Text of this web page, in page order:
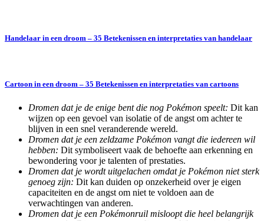
Handelaar in een droom – 35 Betekenissen en interpretaties van handelaar
Cartoon in een droom – 35 Betekenissen en interpretaties van cartoons
Dromen dat je de enige bent die nog Pokémon speelt: Dit kan
wijzen op een gevoel van isolatie of de angst om achter te
blijven in een snel veranderende wereld.
Dromen dat je een zeldzame Pokémon vangt die iedereen wil
hebben: Dit symboliseert vaak de behoefte aan erkenning en
bewondering voor je talenten of prestaties.
Dromen dat je wordt uitgelachen omdat je Pokémon niet sterk
genoeg zijn: Dit kan duiden op onzekerheid over je eigen
capaciteiten en de angst om niet te voldoen aan de
verwachtingen van anderen.
Dromen dat je een Pokémonruil misloopt die heel belangrijk